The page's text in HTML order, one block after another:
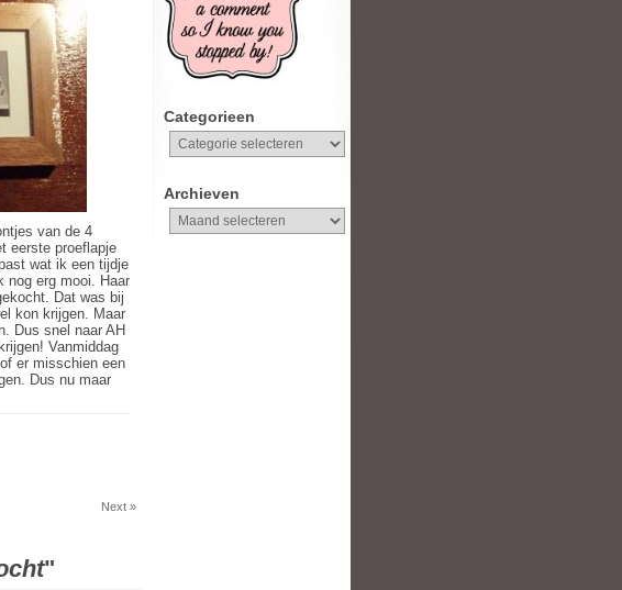
van de 4
eerste proeflapje
wat ik een tijdje
nog erg mooi. Haar
Dat was bij
kon krijgen. Maar
Dus snel naar AH
Vanmiddag
er misschien een
Dus nu maar
Next »
"
Categorieen
Categorieen
Archieven
Archieven